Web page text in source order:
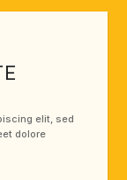
elit, sed
dolore